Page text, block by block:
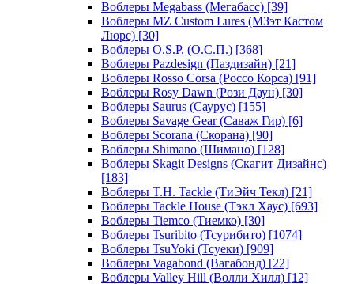
Воблеры Megabass (Мегабасс) [39]
Воблеры MZ Custom Lures (МЗэт Кастом
Люрс) [30]
Воблеры O.S.P. (О.С.П.) [368]
Воблеры Pazdesign (Паздизайн) [21]
Воблеры Rosso Corsa (Россо Корса) [91]
Воблеры Rosy Dawn (Рози Даун) [30]
Воблеры Saurus (Саурус) [155]
Воблеры Savage Gear (Саваж Гир) [6]
Воблеры Scorana (Скорана) [90]
Воблеры Shimano (Шимано) [128]
Воблеры Skagit Designs (Скагит Дизайнс)
[183]
Воблеры T.H. Tackle (ТиЭйч Текл) [21]
Воблеры Tackle House (Тэкл Хаус) [693]
Воблеры Tiemco (Тиемко) [30]
Воблеры Tsuribito (Тсурибито) [1074]
Воблеры TsuYoki (Тсуеки) [909]
Воблеры Vagabond (Вагабонд) [22]
Воблеры Valley Hill (Волли Хилл) [12]